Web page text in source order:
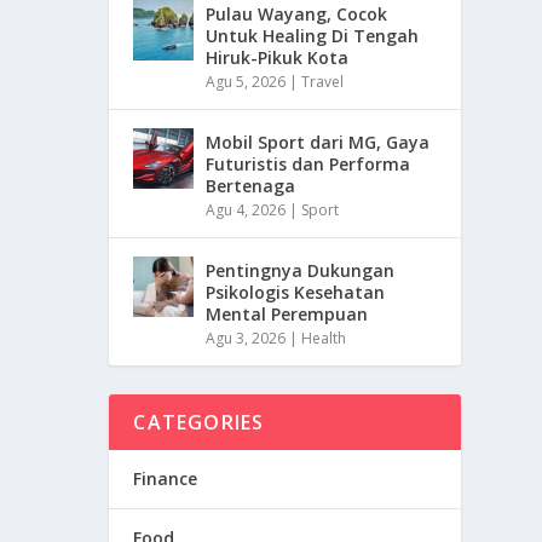
Pulau Wayang, Cocok
Untuk Healing Di Tengah
Hiruk-Pikuk Kota
Agu 5, 2026 |Travel
Mobil Sport dari MG, Gaya
Futuristis dan Performa
Bertenaga
Agu 4, 2026 | Sport
Pentingnya Dukungan
Psikologis Kesehatan
Mental Perempuan
Agu 3, 2026 | Health
CATEGORIES
Finance